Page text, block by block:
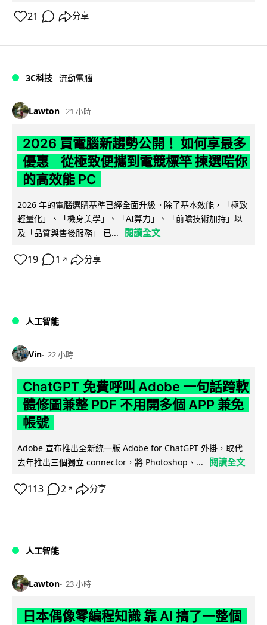
21 分享
3C科技 流動電腦
Lawton 21 小時
2026 買電腦新趨勢公開！ 如何享最多
優惠 從極致便攜到電競標竿 揀選啱你
的高效能 PC
2026 年的電腦選購基準已經全面升級。除了基本效能，「極致
輕量化」、「機身美學」、「AI算力」、「前瞻技術加持」以
及「品質與售後服務」 已...
閱讀全文
19 1 ↗ 分享
人工智能
Vin 22 小時
ChatGPT 免費呼叫 Adobe 一句話跨軟
體修圖兼整 PDF 不用開多個 APP 兼免
帳號
Adobe 宣布推出全新統一版 Adobe for ChatGPT 外掛，取代
去年推出三個獨立 connector，將 Photoshop、...
閱讀全文
113 2 ↗ 分享
人工智能
Lawton 23 小時
日本偶像零編程知識 靠 AI 搞了一整個